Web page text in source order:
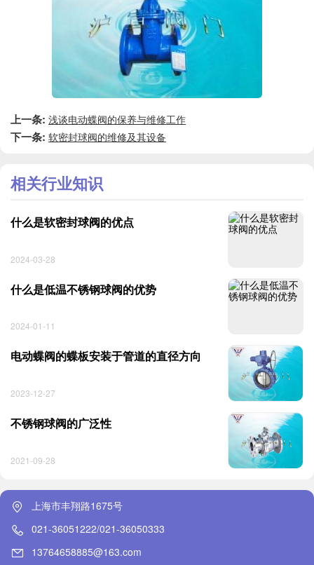
上一条: 浅谈电动蝶阀的保养与维修工作
下一条: 软密封球阀的维修及其设备
相关行业知识
什么是软密封球阀的优点
2024-03-28
什么是低温不锈钢球阀的优势
2024-01-11
电动蝶阀的蝶板安装于管道的直径方向
2023-12-27
不锈钢球阀的广泛性
2021-09-28
上海市丰翔路1675号
021-36051222/021-36050333
13764658885@163.com